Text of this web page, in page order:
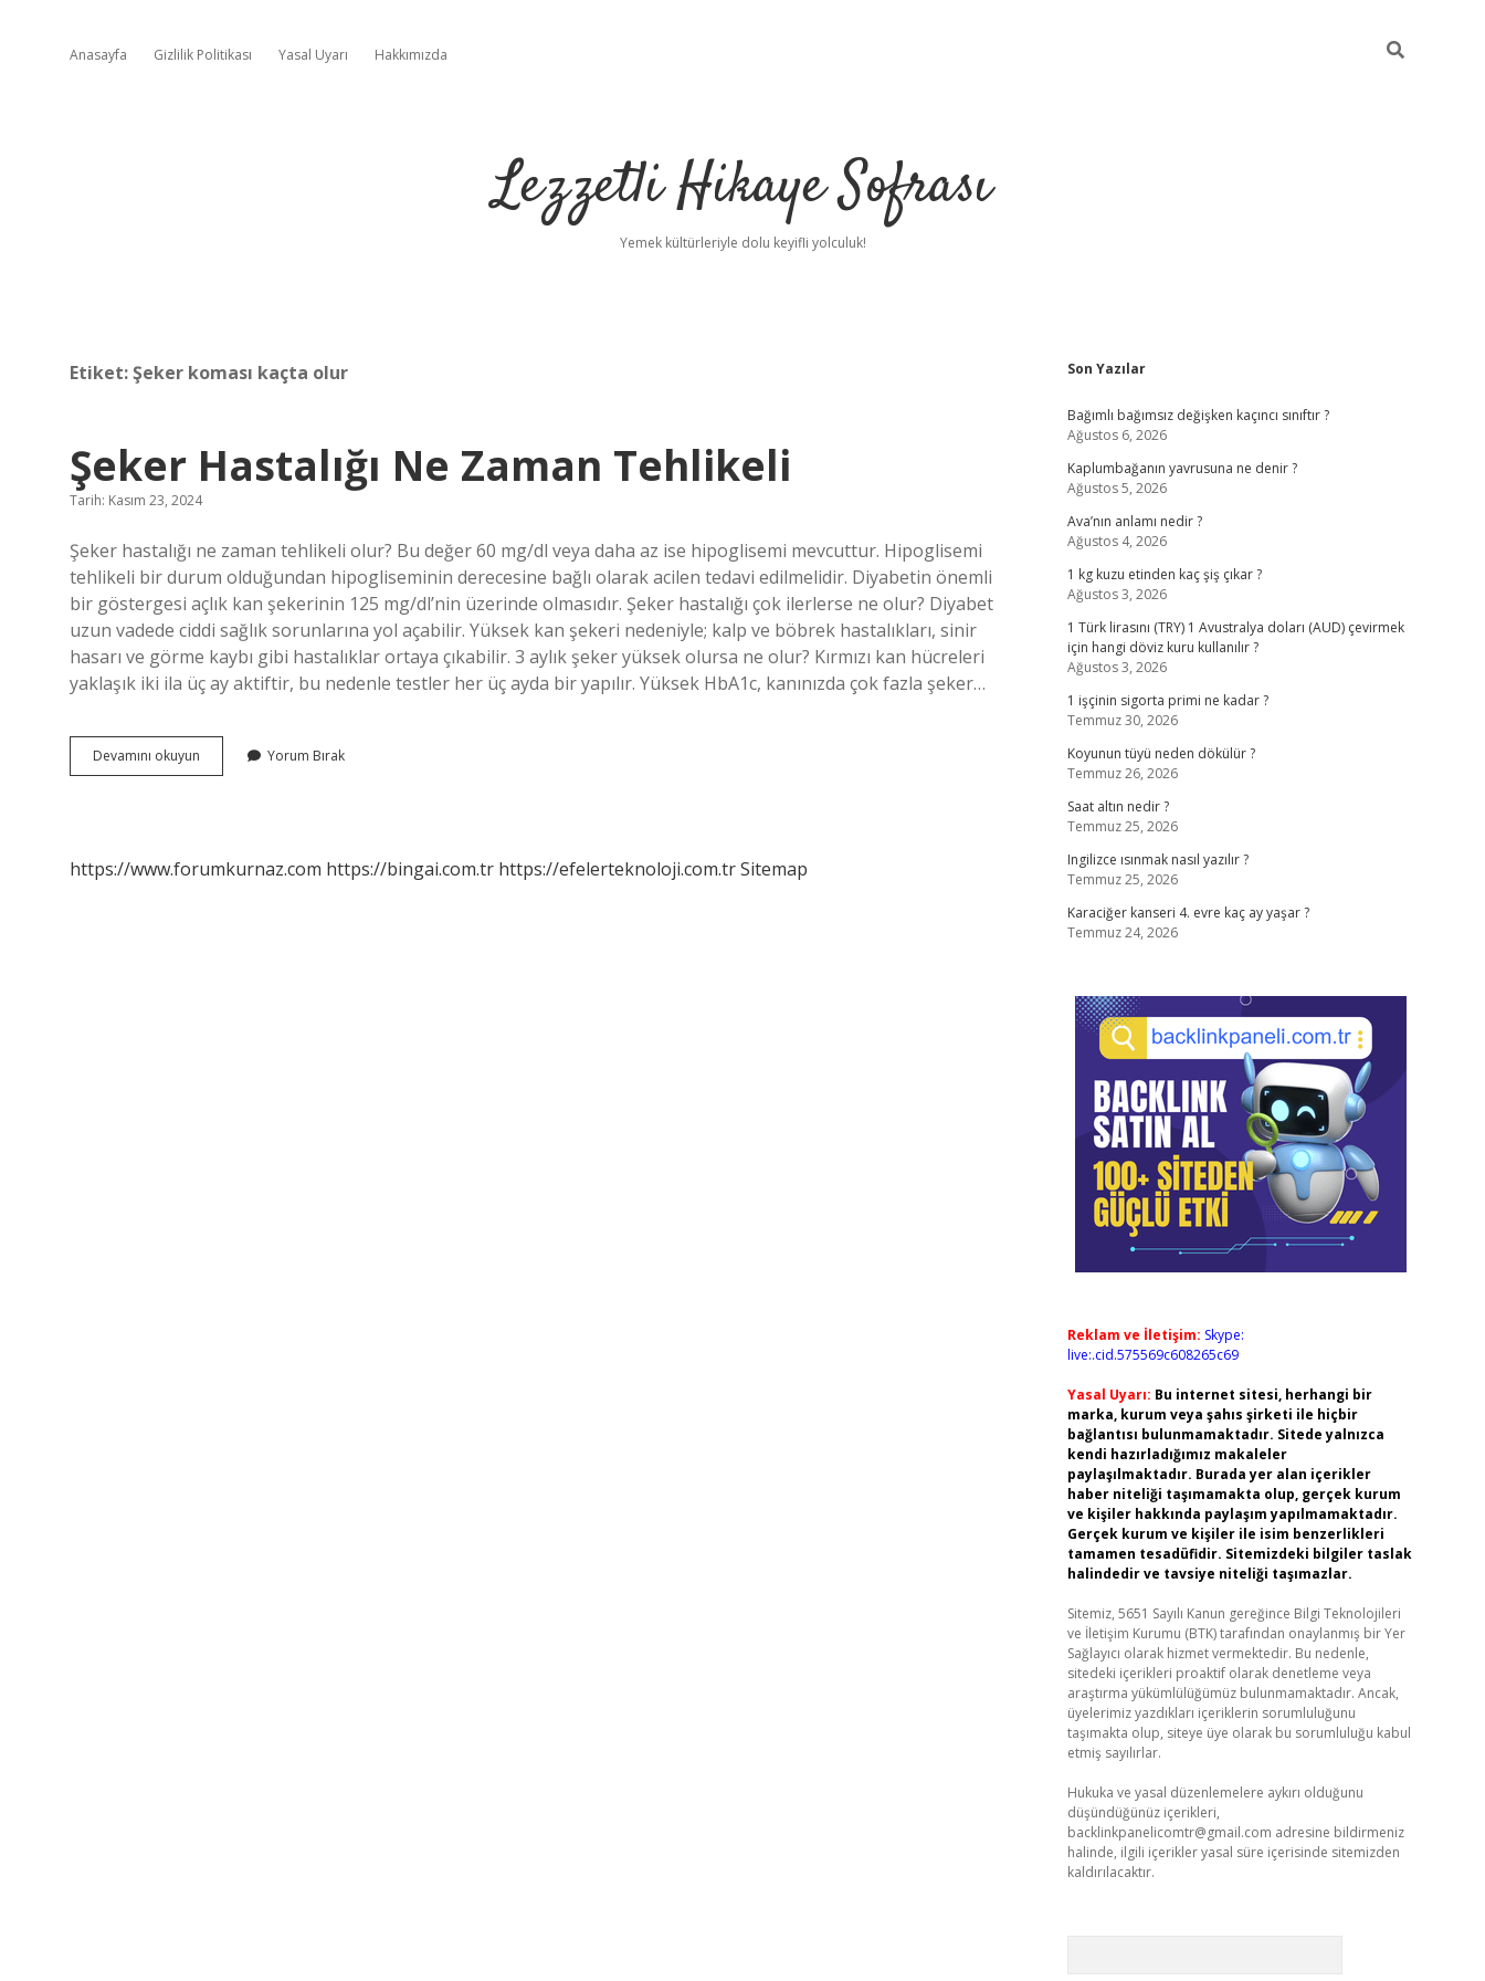
Anasayfa Gizlilik Politikası Yasal Uyarı Hakkımızda
Lezzetli Hikaye Sofrası
Yemek kültürleriyle dolu keyifli yolculuk!
Etiket:Şeker koması kaçta olur
Şeker Hastalığı Ne Zaman Tehlikeli
Tarih: Kasım 23, 2024
Şeker hastalığı ne zaman tehlikeli olur? Bu değer 60 mg/dl veya daha az ise hipoglisemi mevcuttur. Hipoglisemi
tehlikeli bir durum olduğundan hipogliseminin derecesine bağlı olarak acilen tedavi edilmelidir. Diyabetin önemli
bir göstergesi açlık kan şekerinin 125 mg/dl’nin üzerinde olmasıdır. Şeker hastalığı çok ilerlerse ne olur? Diyabet
uzun vadede ciddi sağlık sorunlarına yol açabilir. Yüksek kan şekeri nedeniyle; kalp ve böbrek hastalıkları, sinir
hasarı ve görme kaybı gibi hastalıklar ortaya çıkabilir. 3 aylık şeker yüksek olursa ne olur? Kırmızı kan hücreleri
yaklaşık iki ila üç ay aktiftir, bu nedenle testler her üç ayda bir yapılır. Yüksek HbA1c, kanınızda çok fazla şeker…
Devamını okuyun
Hastalığı
Yorum Bırak
https://www.forumkurnaz.com https://bingai.com.tr https://efelerteknoloji.com.trSitemap
Sidebar
Son Yazılar
Bağımlı bağımsız değişken kaçıncı sınıftır ?
Ağustos 6, 2026
Kaplumbağanın yavrusuna ne denir ?
Ağustos 5, 2026
Ava’nın anlamı nedir ?
Ağustos 4, 2026
1 kg kuzu etinden kaç şiş çıkar ?
Ağustos 3, 2026
1 Türk lirasını (TRY) 1 Avustralya doları (AUD) çevirmek
için hangi döviz kuru kullanılır ?
Ağustos 3, 2026
1 işçinin sigorta primi ne kadar ?
Temmuz 30, 2026
Koyunun tüyü neden dökülür ?
Temmuz 26, 2026
Saat altın nedir ?
Temmuz 25, 2026
Ingilizce ısınmak nasıl yazılır ?
Temmuz 25, 2026
Karaciğer kanseri 4. evre kaç ay yaşar ?
Temmuz 24, 2026
Reklam ve İletişim: Skype:
live:.cid.575569c608265c69
Yasal Uyarı: Bu internet sitesi, herhangi bir
marka, kurum veya şahıs şirketi ile hiçbir
bağlantısı bulunmamaktadır. Sitede yalnızca
kendi hazırladığımız makaleler
paylaşılmaktadır. Burada yer alan içerikler
haber niteliği taşımamakta olup, gerçek kurum
ve kişiler hakkında paylaşım yapılmamaktadır.
Gerçek kurum ve kişiler ile isim benzerlikleri
tamamen tesadüfidir. Sitemizdeki bilgiler taslak
halindedir ve tavsiye niteliği taşımazlar.
Sitemiz, 5651 Sayılı Kanun gereğince Bilgi Teknolojileri
ve İletişim Kurumu (BTK) tarafından onaylanmış bir Yer
Sağlayıcı olarak hizmet vermektedir. Bu nedenle,
sitedeki içerikleri proaktif olarak denetleme veya
araştırma yükümlülüğümüz bulunmamaktadır. Ancak,
üyelerimiz yazdıkları içeriklerin sorumluluğunu
taşımakta olup, siteye üye olarak bu sorumluluğu kabul
etmiş sayılırlar.
Hukuka ve yasal düzenlemelere aykırı olduğunu
düşündüğünüz içerikleri,
backlinkpanelicomtr@gmail.com adresine bildirmeniz
halinde, ilgili içerikler yasal süre içerisinde sitemizden
kaldırılacaktır.